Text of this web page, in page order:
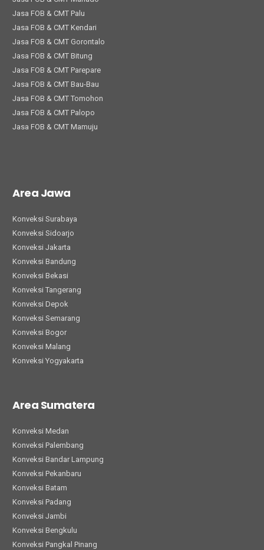
Jasa FOB & CMT Palu
Jasa FOB & CMT Kendari
Jasa FOB & CMT Gorontalo
Jasa FOB & CMT Bitung
Jasa FOB & CMT Parepare
Jasa FOB & CMT Bau-Bau
Jasa FOB & CMT Tomohon
Jasa FOB & CMT Palopo
Jasa FOB & CMT Mamuju
Area Jawa
Konveksi Surabaya
Konveksi Sidoarjo
Konveksi Jakarta
Konveksi Bandung
Konveksi Bekasi
Konveksi Tangerang
Konveksi Depok
Konveksi Semarang
Konveksi Bogor
Konveksi Malang
Konveksi Yogyakarta
Area Sumatera
Konveksi Medan
Konveksi Palembang
Konveksi Bandar Lampung
Konveksi Pekanbaru
Konveksi Batam
Konveksi Padang
Konveksi Jambi
Konveksi Bengkulu
Konveksi Pangkal Pinang